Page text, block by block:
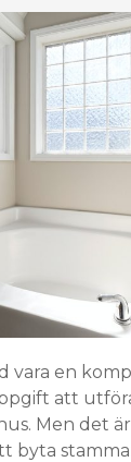
vara en
att
Men det
byta